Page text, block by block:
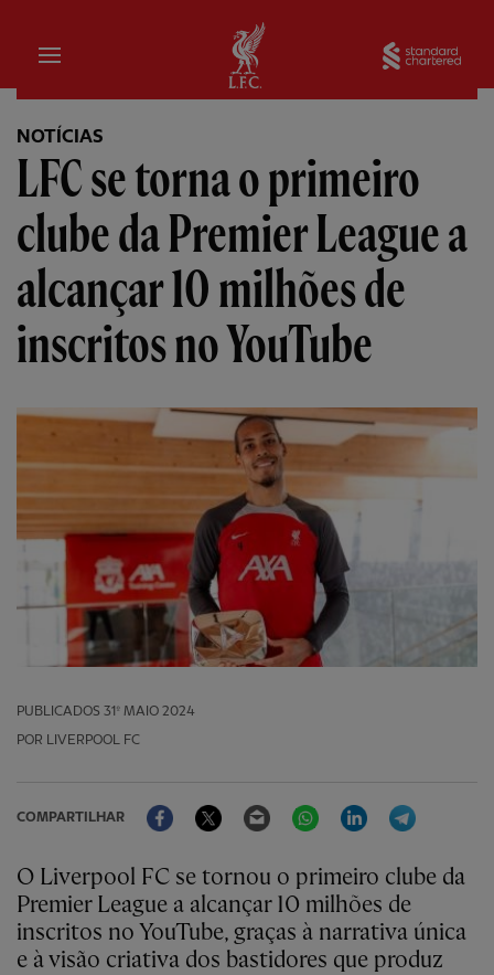
Inicial
NOTÍCIAS
LFC se torna o primeiro
clube da Premier League a
alcançar 10 milhões de
inscritos no YouTube
PUBLICADOS 31º MAIO 2024
POR LIVERPOOL FC
COMPARTILHAR
FacebookTwitter Email WhatsAppLinkedIn
O Liverpool FC se tornou o primeiro clube da
Premier League a alcançar 10 milhões de
inscritos no YouTube, graças à narrativa única
e à visão criativa dos bastidores que produz